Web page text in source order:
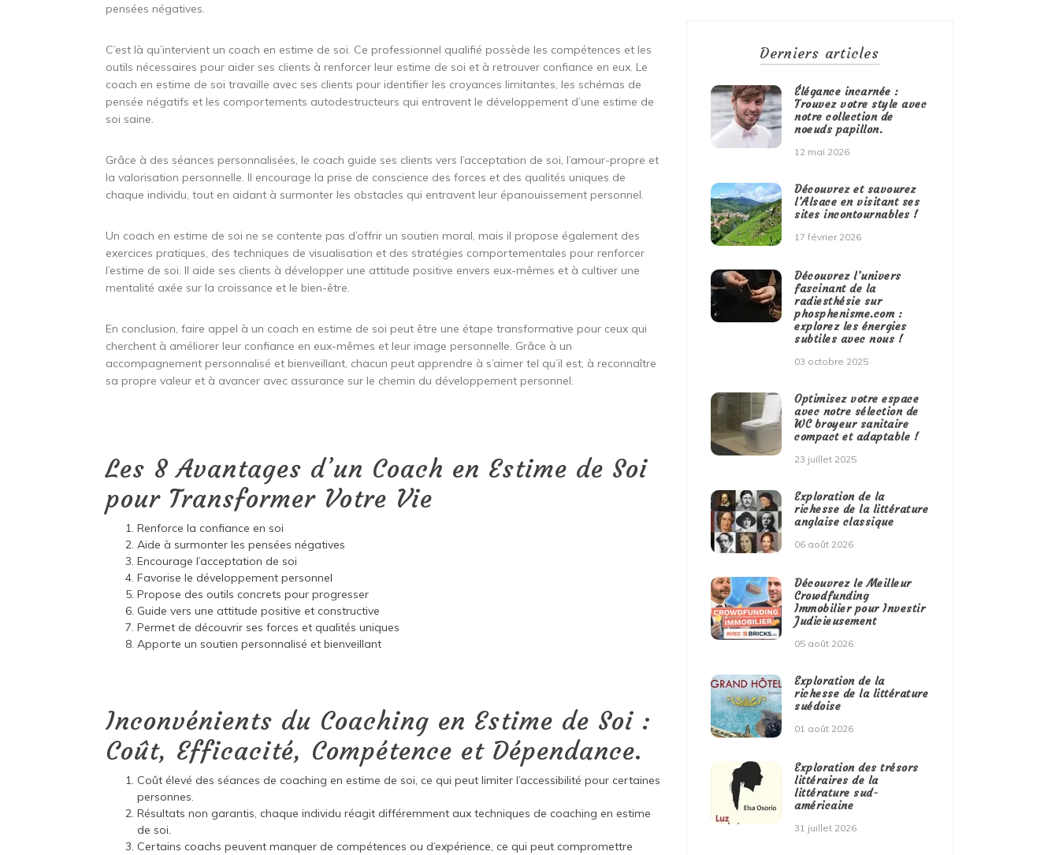
pensées négatives.
C’est là qu’intervient un coach en estime de soi. Ce professionnel qualifié possède les compétences et les
outils nécessaires pour aider ses clients à renforcer leur estime de soi et à retrouver confiance en eux. Le
coach en estime de soi travaille avec ses clients pour identifier les croyances limitantes, les schémas de
pensée négatifs et les comportements autodestructeurs qui entravent le développement d’une estime de
soi saine.
Grâce à des séances personnalisées, le coach guide ses clients vers l’acceptation de soi, l’amour-propre et
la valorisation personnelle. Il encourage la prise de conscience des forces et des qualités uniques de
chaque individu, tout en aidant à surmonter les obstacles qui entravent leur épanouissement personnel.
Un coach en estime de soi ne se contente pas d’offrir un soutien moral, mais il propose également des
exercices pratiques, des techniques de visualisation et des stratégies comportementales pour renforcer
l’estime de soi. Il aide ses clients à développer une attitude positive envers eux-mêmes et à cultiver une
mentalité axée sur la croissance et le bien-être.
En conclusion, faire appel à un coach en estime de soi peut être une étape transformative pour ceux qui
cherchent à améliorer leur confiance en eux-mêmes et leur image personnelle. Grâce à un
accompagnement personnalisé et bienveillant, chacun peut apprendre à s’aimer tel qu’il est, à reconnaître
sa propre valeur et à avancer avec assurance sur le chemin du développement personnel.
Les 8 Avantages d’un Coach en Estime de Soi
pour Transformer Votre Vie
Renforce la confiance en soi
Aide à surmonter les pensées négatives
Encourage l’acceptation de soi
Favorise le développement personnel
Propose des outils concrets pour progresser
Guide vers une attitude positive et constructive
Permet de découvrir ses forces et qualités uniques
Apporte un soutien personnalisé et bienveillant
Inconvénients du Coaching en Estime de Soi :
Coût, Efficacité, Compétence et Dépendance.
Coût élevé des séances de coaching en estime de soi, ce qui peut limiter l’accessibilité pour certaines
personnes.
Résultats non garantis, chaque individu réagit différemment aux techniques de coaching en estime
de soi.
Certains coachs peuvent manquer de compétences ou d’expérience, ce qui peut compromettre
Derniers articles
Élégance incarnée :
Trouvez votre style avec
notre collection de
noeuds papillon.
12 mai 2026
Découvrez et savourez
l’Alsace en visitant ses
sites incontournables !
17 février 2026
Découvrez l’univers
fascinant de la
radiesthésie sur
phosphenisme.com :
explorez les énergies
subtiles avec nous !
03 octobre 2025
Optimisez votre espace
avec notre sélection de
WC broyeur sanitaire
compact et adaptable !
23 juillet 2025
Exploration de la
richesse de la littérature
anglaise classique
06 août 2026
Découvrez le Meilleur
Crowdfunding
Immobilier pour Investir
Judicieusement
05 août 2026
Exploration de la
richesse de la littérature
suédoise
01 août 2026
Exploration des trésors
littéraires de la
littérature sud-
américaine
31 juillet 2026